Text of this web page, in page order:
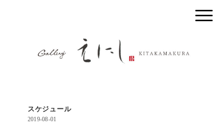
スケジュール
2019-08-01